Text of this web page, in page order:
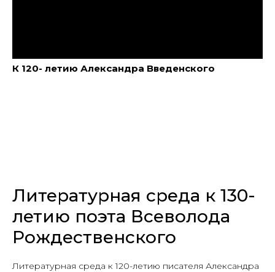
К 120- летию Александра Введенского
Литературная среда к 130-
летию поэта Всеволода
Рождественского
Литературная среда к 120-летию писателя Александра